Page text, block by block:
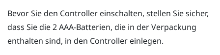
Bevor Sie den Controller einschalten, stellen Sie sicher,
dass Sie die 2 AAA-Batterien, die in der Verpackung
enthalten sind, in den Controller einlegen.